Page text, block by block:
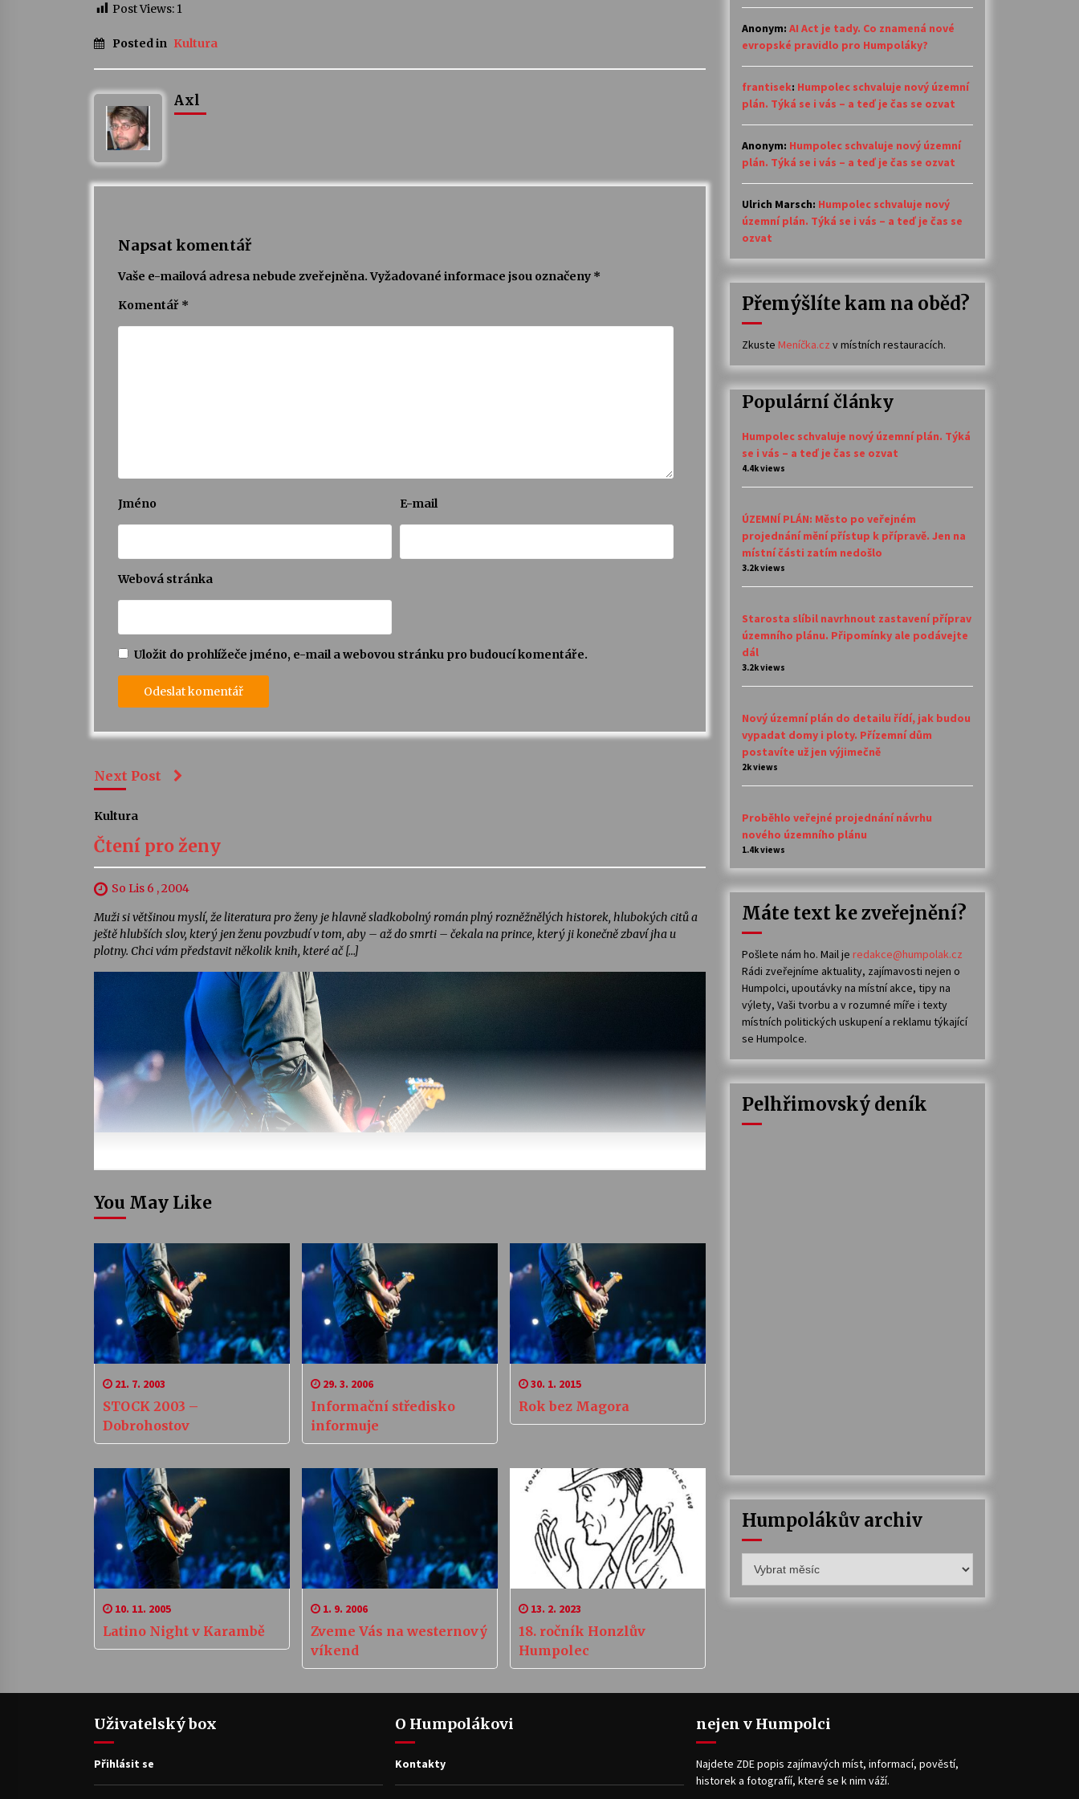
Post Views: 1
Posted in Kultura
Axl
Napsat komentář
Vaše e-mailová adresa nebude zveřejněna. Vyžadované informace jsou označeny *
Komentář *
Jméno E-mail
Webová stránka
Uložit do prohlížeče jméno, e-mail a webovou stránku pro budoucí komentáře.
Next Post
Kultura
Čtení pro ženy
So Lis 6 , 2004
Muži si většinou myslí, že literatura pro ženy je hlavně sladkobolný román plný rozněžnělých historek, hlubokých citů a
ještě hlubších slov, který jen ženu povzbudí v tom, aby – až do smrti – čekala na prince, který ji konečně zbaví jha u
plotny. Chci vám představit několik knih, které ač […]
You May Like
21. 7. 2003
STOCK 2003 –
Dobrohostov
29. 3. 2006
Informační středisko
informuje
30. 1. 2015
Rok bez Magora
10. 11. 2005
Latino Night v Karambě
1. 9. 2006
Zveme Vás na westernový
víkend
13. 2. 2023
18. ročník Honzlův
Humpolec
Anonym: AI Act je tady. Co znamená nové
evropské pravidlo pro Humpoláky?
frantisek: Humpolec schvaluje nový územní
plán. Týká se i vás – a teď je čas se ozvat
Anonym: Humpolec schvaluje nový územní
plán. Týká se i vás – a teď je čas se ozvat
Ulrich Marsch: Humpolec schvaluje nový
územní plán. Týká se i vás – a teď je čas se
ozvat
Přemýšlíte kam na oběd?
Zkuste Meníčka.cz v místních restauracích.
Populární články
Humpolec schvaluje nový územní plán. Týká
se i vás – a teď je čas se ozvat
4.4k views
ÚZEMNÍ PLÁN: Město po veřejném
projednání mění přístup k přípravě. Jen na
místní části zatím nedošlo
3.2k views
Starosta slíbil navrhnout zastavení příprav
územního plánu. Připomínky ale podávejte
dál
3.2k views
Nový územní plán do detailu řídí, jak budou
vypadat domy i ploty. Přízemní dům
postavíte už jen výjimečně
2k views
Proběhlo veřejné projednání návrhu
nového územního plánu
1.4k views
Máte text ke zveřejnění?
Pošlete nám ho. Mail je redakce@humpolak.cz
Rádi zveřejníme aktuality, zajímavosti nejen o
Humpolci, upoutávky na místní akce, tipy na
výlety, Vaši tvorbu a v rozumné míře i texty
místních politických uskupení a reklamu týkající
se Humpolce.
Pelhřimovský deník
Humpolákův archiv
archiv
Uživatelský box
Přihlásit se
O Humpolákovi
Kontakty
nejen v Humpolci
Najdete ZDE popis zajímavých míst, informací, pověstí,
historek a fotografíí, které se k nim váží.